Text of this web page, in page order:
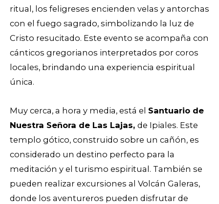
ritual, los feligreses encienden velas y antorchas
con el fuego sagrado, simbolizando la luz de
Cristo resucitado. Este evento se acompaña con
cánticos gregorianos interpretados por coros
locales, brindando una experiencia espiritual
única.
Muy cerca, a hora y media, está el Santuario de
Nuestra Señora de Las Lajas, de Ipiales. Este
templo gótico, construido sobre un cañón, es
considerado un destino perfecto para la
meditación y el turismo espiritual. También se
pueden realizar excursiones al Volcán Galeras,
donde los aventureros pueden disfrutar de